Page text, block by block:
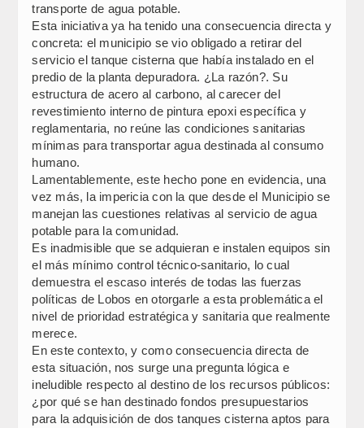
transporte de agua potable.
Esta iniciativa ya ha tenido una consecuencia directa y
concreta: el municipio se vio obligado a retirar del
servicio el tanque cisterna que había instalado en el
predio de la planta depuradora. ¿La razón?. Su
estructura de acero al carbono, al carecer del
revestimiento interno de pintura epoxi específica y
reglamentaria, no reúne las condiciones sanitarias
mínimas para transportar agua destinada al consumo
humano.
Lamentablemente, este hecho pone en evidencia, una
vez más, la impericia con la que desde el Municipio se
manejan las cuestiones relativas al servicio de agua
potable para la comunidad.
Es inadmisible que se adquieran e instalen equipos sin
el más mínimo control técnico-sanitario, lo cual
demuestra el escaso interés de todas las fuerzas
políticas de Lobos en otorgarle a esta problemática el
nivel de prioridad estratégica y sanitaria que realmente
merece.
En este contexto, y como consecuencia directa de
esta situación, nos surge una pregunta lógica e
ineludible respecto al destino de los recursos públicos:
¿por qué se han destinado fondos presupuestarios
para la adquisición de dos tanques cisterna aptos para